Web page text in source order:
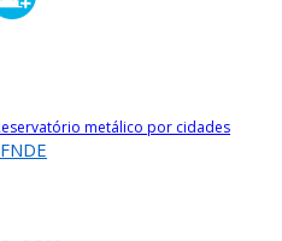
metálico por cidades